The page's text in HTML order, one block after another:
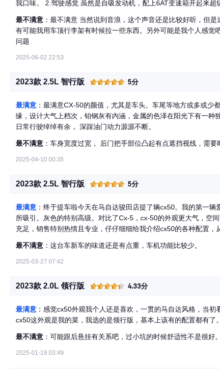
寸为 4785mm×1920mm×1638mm，轴距达 2815mm，在同级别
车内空间。 内饰配置 内饰采用 T 型座舱布局，加入了钢琴黑装饰
体质感较为出色。配备了 7 英寸的仪表盘和 10.25 英寸的中控屏
一定的科技感和实用性。此外，还配备了倒车车侧预警、并线辅
品。 作为一款家用型SUV，全景天窗可以享受天空之间的完美世界，后备箱空间足够物品收纳，CX-50让我们一起驾
我口味。 2.驾驶感觉 虽然是自吸发动机，配上6AT变速箱开起来超级舒服，油门响应速度也比较快，后续动力源源
段也很舒服，综合性很强。 3.内饰 这个内饰前排皮缝线看着是真舒服，没有说什么多花里胡哨而是特别简便，我感
觉这种简便风就很好，用简便的内饰造出大气的那种感觉，另外
本了，从车内内饰看上去特别舒服 ?销售说车身这个非常山系的颜色叫锆石砂，非常有户外感，感觉如果开着它即使
最不满意 ：最不满意 当然说到音浪，这个声音还是比较好听，但
有可能我用车顶行李架有时候拉一些东西。另外可能是我个人感觉
问题
2025-06-02 22:53
2023款 2.5L 智行版 5分
最满意 ：最满意CX-50的颜值，尤其是车头。车尾等地方或多或
缘，设计大气上档次，铂钢灰有内涵，金属的色泽在阳光下有一
日常行驶绰绰有余， 深踩油门动力源源不断。
最不满意 ：车身宽度过宽， 后门把手部位凸起有点遮挡视线，需
2025-04-10 00:35
2023款 2.5L 智行版 5分
最满意 ：终于提车啦今天在马自达骏田店提了辆cx50。我的第一
所吸引。灰色的特别高级。对比了Cx-5，cx-50的外观更大气，空
充足，销售特别热情且专业，仔仔细细给我介绍cx50的各种配置
车子各种手续安排相当妥当。 今天周末，直接顺利提车。开回家
友今天也试开了我们的新车，说买的太值了。
最不满意 ：这台车新车的味道还是有点重，车机功能比较少。
2025-03-27 07:42
2023款 2.0L 领行版 4.33分
最满意 ：感觉cx50外观我个人还是喜欢，一贯的马自达风格，当
cx50这外观是我的菜，我选的是领行版，基本上该有的配置都有了
最不满意 ：可能跟后悬挂有关系吧，过小坑的时候舒适性不是很好
2025-01-19 03:49